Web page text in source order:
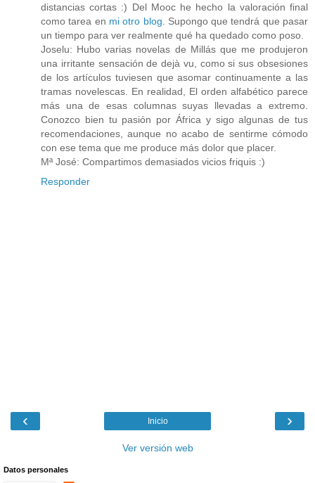
distancias cortas :) Del Mooc he hecho la valoración final
como tarea en mi otro blog . Supongo que tendrá que pasar
un tiempo para ver realmente qué ha quedado como poso.
Joselu: Hubo varias novelas de Millás que me produjeron
una irritante sensación de dejà vu, como si sus obsesiones
de los artículos tuviesen que asomar continuamente a las
tramas novelescas. En realidad, El orden alfabético parece
más una de esas columnas suyas llevadas a extremo.
Conozco bien tu pasión por África y sigo algunas de tus
recomendaciones, aunque no acabo de sentirme cómodo
con ese tema que me produce más dolor que placer.
Mª José: Compartimos demasiados vicios friquis :)
Responder
‹ ›
Inicio
Ver versión web
Datos personales